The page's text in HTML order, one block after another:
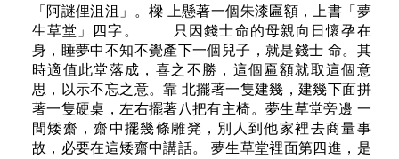
「阿謎俚沮沮」。樑 上懸著一個朱漆匾額，上書「夢
生草堂」四字。 只因錢士命的母親向日懷孕在
身，睡夢中不知不覺產下一個兒子，就是錢士 命。其
時適值此堂落成，喜之不勝，這個匾額就取這個意
思，以示不忘之意。靠 北擺著一隻建幾，建幾下面拼
著一隻硬桌，左右擺著八把有主椅。夢生草堂旁邊 一
間矮齋，齋中擺幾條雕凳，別人到他家裡去商量事
故，必要在這矮齋中講話。 夢生草堂裡面第四進，是